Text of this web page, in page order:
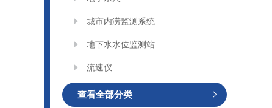
城市内涝监测系统
地下水水位监测站
流速仪
查看全部分类